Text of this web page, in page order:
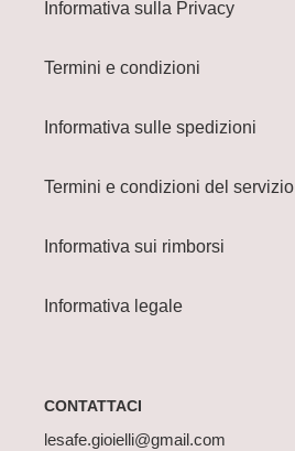
Informativa sulla Privacy
Termini e condizioni
Informativa sulle spedizioni
Termini e condizioni del servizio
Informativa sui rimborsi
Informativa legale
CONTATTACI
lesafe.gioielli@gmail.com